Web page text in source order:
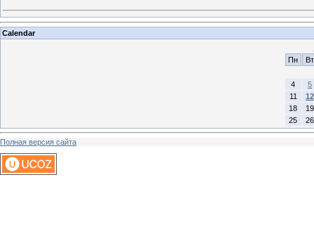
Calendar
Пн
Вт
4
5
11
12
18
19
25
26
Полная версия сайта